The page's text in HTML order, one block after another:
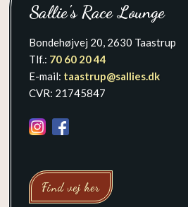
Sallie's Race Lounge
Bondehøjvej 20, 2630 Taastrup
Tlf.: 70 60 20 44​
E-mail: taastrup@sallies.dk
​CVR: 21745847
Find vej her